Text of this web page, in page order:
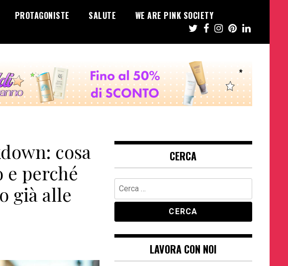
PROTAGONISTE SALUTE WE ARE PINK SOCIETY
cosa
e perché
già alle
CERCA
Ricerca
per:
LAVORA CON NOI